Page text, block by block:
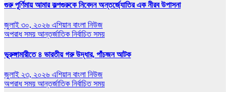
গুরু পূর্ণিমায় আমার কল্পগুরুকে নিবেদন অন্তর্জ্যোতির এক নীরব উপাসনা
জুলাই ৩০, ২০২৬ এশিয়ান বাংলা নিউজ
অপরাধ সময় আন্তর্জাতিক নির্বাচিত সময়
ভূরুঙ্গামারীতে ৪ ভারতীয় গরু উদ্ধার, পাঁচজন আটক
জুলাই ২৩, ২০২৬ এশিয়ান বাংলা নিউজ
অপরাধ সময় আন্তর্জাতিক নির্বাচিত সময়